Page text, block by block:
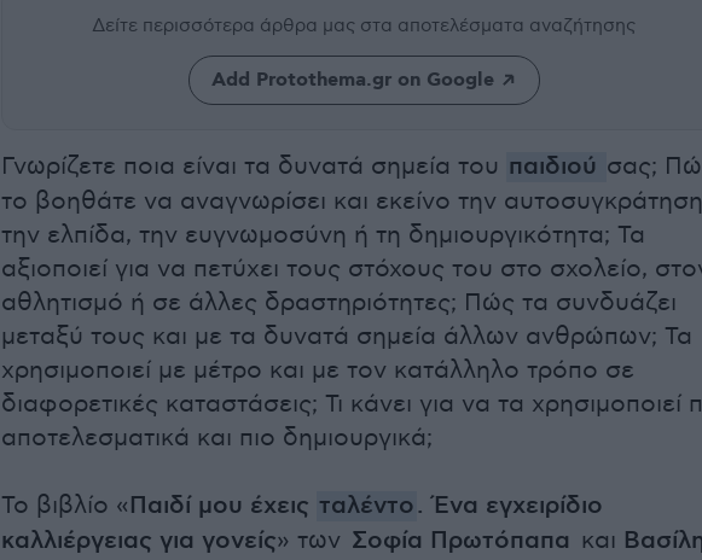
Δείτε περισσότερα άρθρα μας στα αποτελέσματα αναζήτησης
Add Protothema.gr on Google
Γνωρίζετε ποια είναι τα δυνατά σημεία του παιδιού σας;
το βοηθάτε να αναγνωρίσει και εκείνο την
την ελπίδα, την ευγνωμοσύνη ή τη δημιουργικότητα; Τα
αξιοποιεί για να πετύχει τους στόχους του στο σχολείο,
αθλητισμό ή σε άλλες δραστηριότητες; Πώς τα συνδυάζει
μεταξύ τους και με τα δυνατά σημεία άλλων ανθρώπων; Τα
χρησιμοποιεί με μέτρο και με τον κατάλληλο τρόπο σε
διαφορετικές καταστάσεις; Τι κάνει για να τα χρησιμοποιεί
αποτελεσματικά και πιο δημιουργικά;
Το βιβλίο «Παιδί μου έχεις ταλέντο. Ένα εγχειρίδιο
καλλιέργειας για γονείς» των Σοφία Πρωτόπαπα και